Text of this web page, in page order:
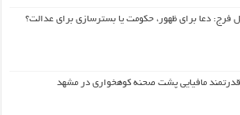
فرج: دعا برای ظهور، حکومت یا بسترسازی برای عدالت؟
قدرتمند مافیایی پشت صحنه کوهخواری در مشهد